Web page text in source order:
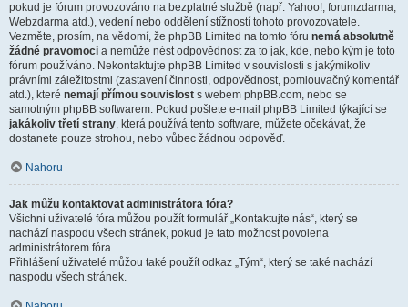
pokud je fórum provozováno na bezplatné službě (např. Yahoo!, forumzdarma,
Webzdarma atd.), vedení nebo oddělení stížností tohoto provozovatele.
Vezměte, prosím, na vědomí, že phpBB Limited na tomto fóru nemá absolutně
žádné pravomoci a nemůže nést odpovědnost za to jak, kde, nebo kým je toto
fórum používáno. Nekontaktujte phpBB Limited v souvislosti s jakýmikoliv
právními záležitostmi (zastavení činnosti, odpovědnost, pomlouvačný komentář
atd.), které nemají přímou souvislost s webem phpBB.com, nebo se
samotným phpBB softwarem. Pokud pošlete e-mail phpBB Limited týkající se
jakákoliv třetí strany, která používá tento software, můžete očekávat, že
dostanete pouze strohou, nebo vůbec žádnou odpověď.
Nahoru
Jak můžu kontaktovat administrátora fóra?
Všichni uživatelé fóra můžou použít formulář „Kontaktujte nás“, který se
nachází naspodu všech stránek, pokud je tato možnost povolena
administrátorem fóra.
Přihlášení uživatelé můžou také použít odkaz „Tým“, který se také nachází
naspodu všech stránek.